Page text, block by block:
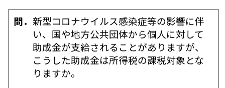
問．新型コロナウイルス感染症等の影響に伴
い、国や地方公共団体から個人に対して
助成金が支給されることがありますが、
こうした助成金は所得税の課税対象とな
りますか。